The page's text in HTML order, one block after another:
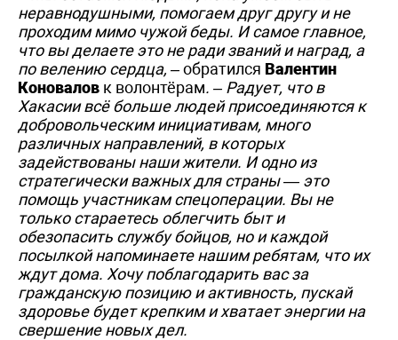
неравнодушными, помогаем друг другу и не
проходим мимо чужой беды. И самое главное,
что вы делаете это не ради званий и наград, а
по велению сердца, –обратился Валентин
Коновалов к волонтёрам. – Радует, что в
Хакасии всё больше людей присоединяются к
добровольческим инициативам, много
различных направлений, в которых
задействованы наши жители. И одно из
стратегически важных для страны — это
помощь участникам спецоперации. Вы не
только стараетесь облегчить быт и
обезопасить службу бойцов, но и каждой
посылкой напоминаете нашим ребятам, что их
ждут дома. Хочу поблагодарить вас за
гражданскую позицию и активность, пускай
здоровье будет крепким и хватает энергии на
свершение новых дел.